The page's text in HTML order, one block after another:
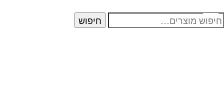
חיפוש
עבור:
חיפוש